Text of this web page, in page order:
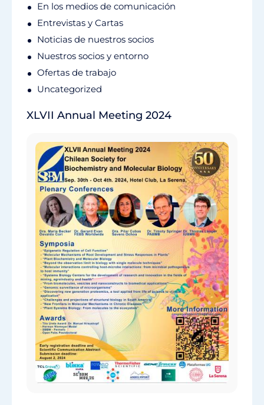
En los medios de comunicación
Entrevistas y Cartas
Noticias de nuestros socios
Nuestros socios y entorno
Ofertas de trabajo
Uncategorized
XLVII Annual Meeting 2024